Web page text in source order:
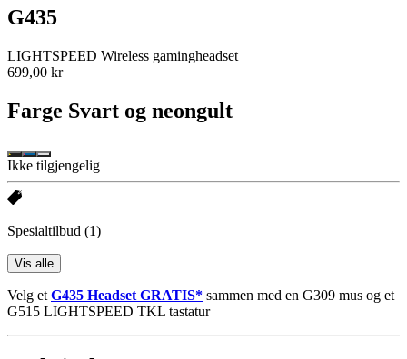
G435
LIGHTSPEED Wireless gamingheadset
699,00 kr
Farge Svart og neongult
Ikke tilgjengelig
Spesialtilbud (1)
Vis alle
Velg et G435 Headset GRATIS* sammen med en G309 mus og et
G515 LIGHTSPEED TKL tastatur